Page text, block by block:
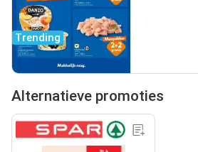
Trending
Alternatieve promoties